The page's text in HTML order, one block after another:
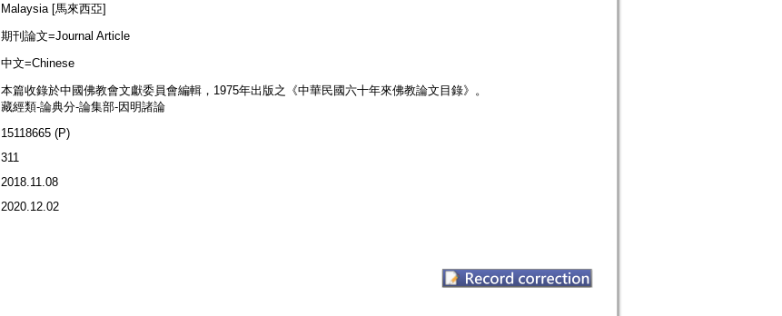
Malaysia [馬來西亞]
期刊論文=Journal Article
中文=Chinese
本篇收錄於中國佛教會文獻委員會編輯，1975年出版之《中華民國六十年來佛教論文目錄》。
藏經類-論典分-論集部-因明諸論
15118665 (P)
311
2018.11.08
2020.12.02